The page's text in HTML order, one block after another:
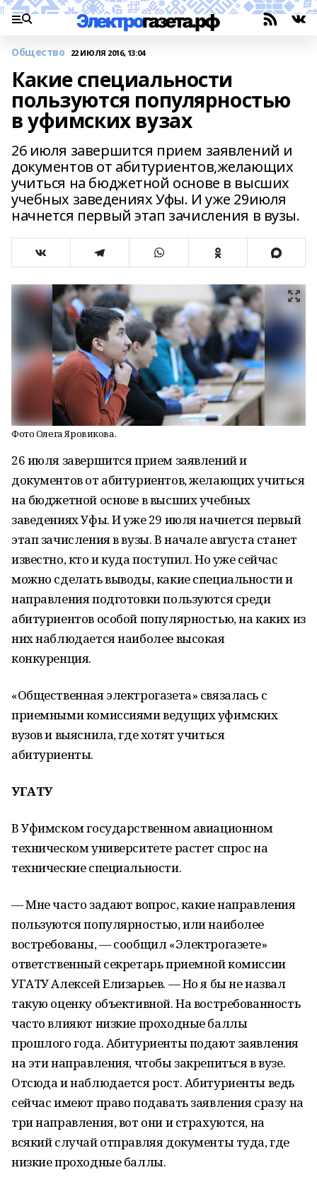
Общество 22 ИЮЛЯ 2016, 13:04
Какие специальности
пользуются популярностью
в уфимских вузах
26 июля завершится прием заявлений и
документов от абитуриентов,желающих
учиться на бюджетной основе в высших
учебных заведениях Уфы. И уже 29июля
начнется первый этап зачисления в вузы.
Фото Олега Яровикова.
26 июля завершится прием заявлений и
документов от абитуриентов, желающих учиться
на бюджетной основе в высших учебных
заведениях Уфы. И уже 29 июля начнется первый
этап зачисления в вузы. В начале августа станет
известно, кто и куда поступил. Но уже сейчас
можно сделать выводы, какие специальности и
направления подготовки пользуются среди
абитуриентов особой популярностью, на каких из
них наблюдается наиболее высокая
конкуренция.
«Общественная электрогазета» связалась с
приемными комиссиями ведущих уфимских
вузов и выяснила, где хотят учиться
абитуриенты.
УГАТУ
В Уфимском государственном авиационном
техническом университете растет спрос на
технические специальности.
— Мне часто задают вопрос, какие направления
пользуются популярностью, или наиболее
востребованы, — сообщил «Электрогазете»
ответственный секретарь приемной комиссии
УГАТУ Алексей Елизарьев. — Но я бы не назвал
такую оценку объективной. На востребованность
часто влияют низкие проходные баллы
прошлого года. Абитуриенты подают заявления
на эти направления, чтобы закрепиться в вузе.
Отсюда и наблюдается рост. Абитуриенты ведь
сейчас имеют право подавать заявления сразу на
три направления, вот они и страхуются, на
всякий случай отправляя документы туда, где
низкие проходные баллы.